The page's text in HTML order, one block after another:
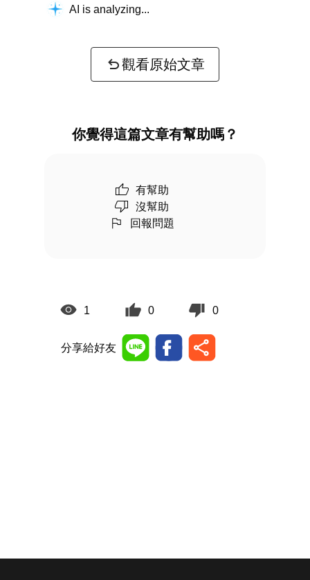
AI is analyzing...
觀看原始文章
你覺得這篇文章有幫助嗎？
有幫助
沒幫助
回報問題
1 0 0
分享給好友